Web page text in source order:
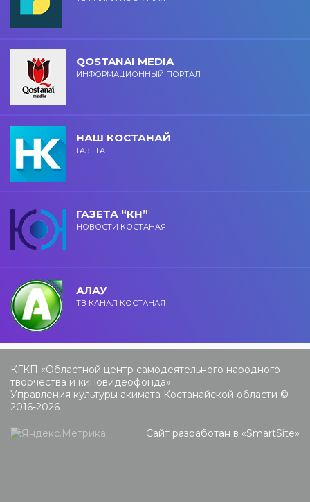
QOSTANAI MEDIA
ИНФОРМАЦИОННЫЙ ПОРТАЛ
НАШ КОСТАНАЙ
ГАЗЕТА
ГАЗЕТА “КН”
НОВОСТИ КОСТАНАЯ
АЛАУ
ТВ КАНАЛ КОСТАНАЯ
КГКП «Областной центр самодеятельного народного
творчества и киновидеофонда»
Управления культуры акимата Костанайской области ©
2016-2026
Сайт разработан в «SmartSite»